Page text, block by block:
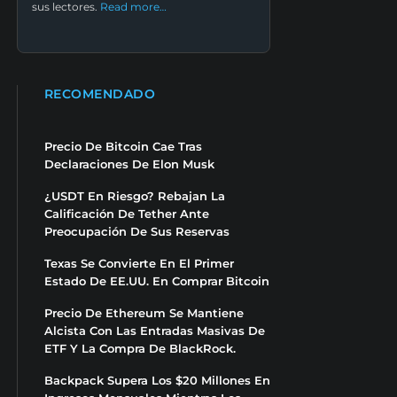
sus lectores. Read more…
RECOMENDADO
Precio De Bitcoin Cae Tras
Declaraciones De Elon Musk
¿USDT En Riesgo? Rebajan La
Calificación De Tether Ante
Preocupación De Sus Reservas
Texas Se Convierte En El Primer
Estado De EE.UU. En Comprar Bitcoin
Precio De Ethereum Se Mantiene
Alcista Con Las Entradas Masivas De
ETF Y La Compra De BlackRock.
Backpack Supera Los $20 Millones En